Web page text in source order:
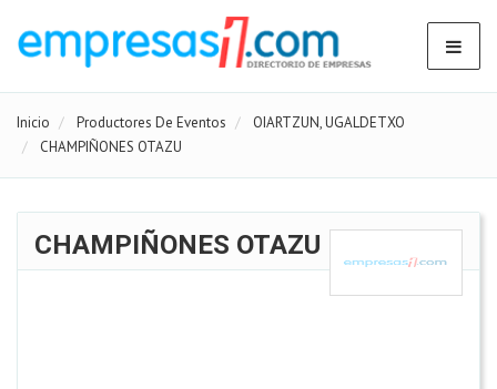
Inicio Productores De Eventos
OIARTZUN, UGALDETXO
CHAMPIÑONES OTAZU
CHAMPIÑONES OTAZU